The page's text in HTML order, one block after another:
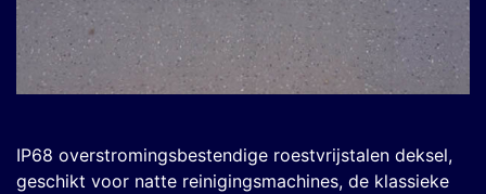
IP68 overstromingsbestendige roestvrijstalen deksel,
geschikt voor natte reinigingsmachines, de klassieke